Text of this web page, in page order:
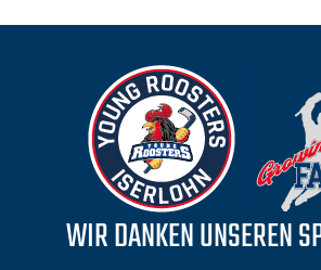
WIR DANKEN UNSEREN